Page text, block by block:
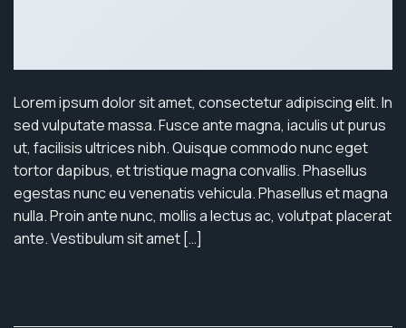
Lorem ipsum dolor sit amet, consectetur adipiscing elit. In
sed vulputate massa. Fusce ante magna, iaculis ut purus
ut, facilisis ultrices nibh. Quisque commodo nunc eget
tortor dapibus, et tristique magna convallis. Phasellus
egestas nunc eu venenatis vehicula. Phasellus et magna
nulla. Proin ante nunc, mollis a lectus ac, volutpat placerat
ante. Vestibulum sit amet […]